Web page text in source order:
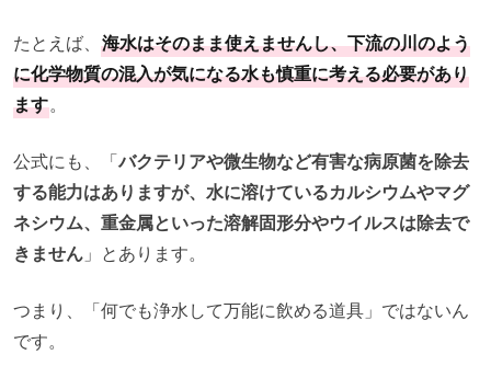
たとえば、 海水はそのまま使えませんし、下流の川のよう
に化学物質の混入が気になる水も慎重に考える必要があり
ます。
公式にも、「バクテリアや微生物など有害な病原菌を除去
する能力はありますが、水に溶けているカルシウムやマグ
ネシウム、重金属といった溶解固形分やウイルスは除去で
きません 」とあります。
つまり、「何でも浄水して万能に飲める道具」ではないん
です。